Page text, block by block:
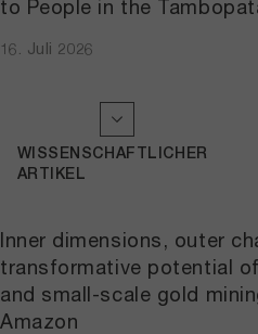
to People in the
16. Juli 2026
Inner dimensions, outer
transformative potential
and small-scale gold
Amazon
WISSENSCHAFTLICHER
ARTIKEL